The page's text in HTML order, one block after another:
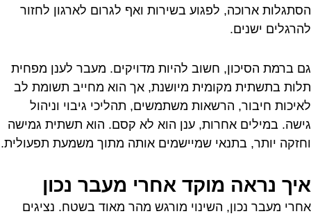
הסתגלות ארוכה, לפגוע בשירות ואף לגרום לארגון לחזור
להרגלים ישנים.
גם ברמת הסיכון, חשוב להיות מדויקים. מעבר לענן מפחית
תלות בתשתית מקומית מיושנת, אך הוא מחייב תשומת לב
לאיכות חיבור, הרשאות משתמשים, תהליכי גיבוי וניהול
גישה. במילים אחרות, ענן הוא לא קסם. הוא תשתית גמישה
וחזקה יותר, בתנאי שמיישמים אותה מתוך משמעת תפעולית.
איך נראה מוקד אחרי מעבר נכון
אחרי מעבר נכון, השינוי מורגש מהר מאוד בשטח. נציגים